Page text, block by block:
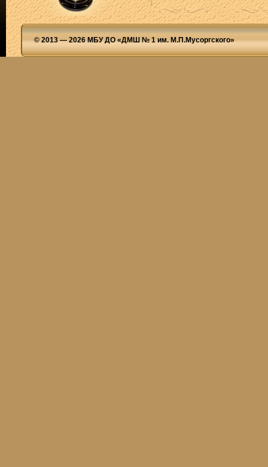
© 2013 — 2026 МБУ ДО «ДМШ № 1 им. М.П.Мусоргского»